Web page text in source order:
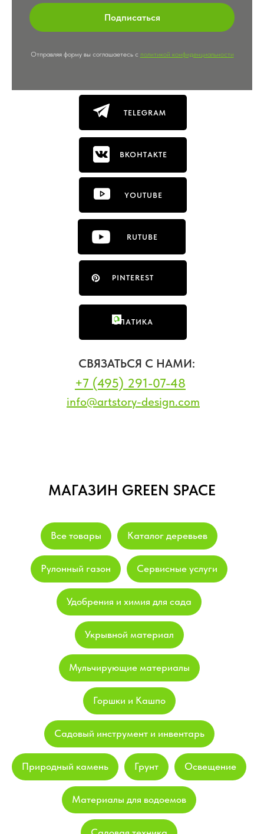
Подписаться
Отправляя форму вы соглашаетесь с политикой конфиденциальности
TELEGRAM
PINTEREST
ФЛАТИКА
YOUTUBE
ВКОНТАКТЕ
СВЯЗАТЬСЯ С НАМИ:
+7 (495) 291-07-48
info@artstory-design.com
RUTUBE
МАГАЗИН GREEN SPACE
Все товары Каталог деревьев
Рулонный газон Сервисные услуги
Удобрения и химия для сада
Укрывной материал
Мульчирующие материалы
Горшки и Кашпо
Садовый инструмент и инвентарь
Природный камень Грунт Освещение
Материалы для водоемов